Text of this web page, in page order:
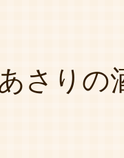
さりの